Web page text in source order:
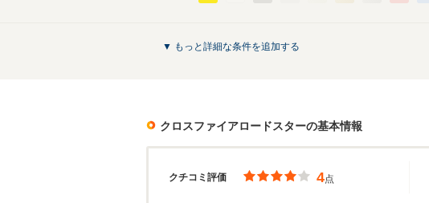
▼ もっと詳細な条件を追加する
クロスファイアロードスターの基本情報
クチコミ評価 4点